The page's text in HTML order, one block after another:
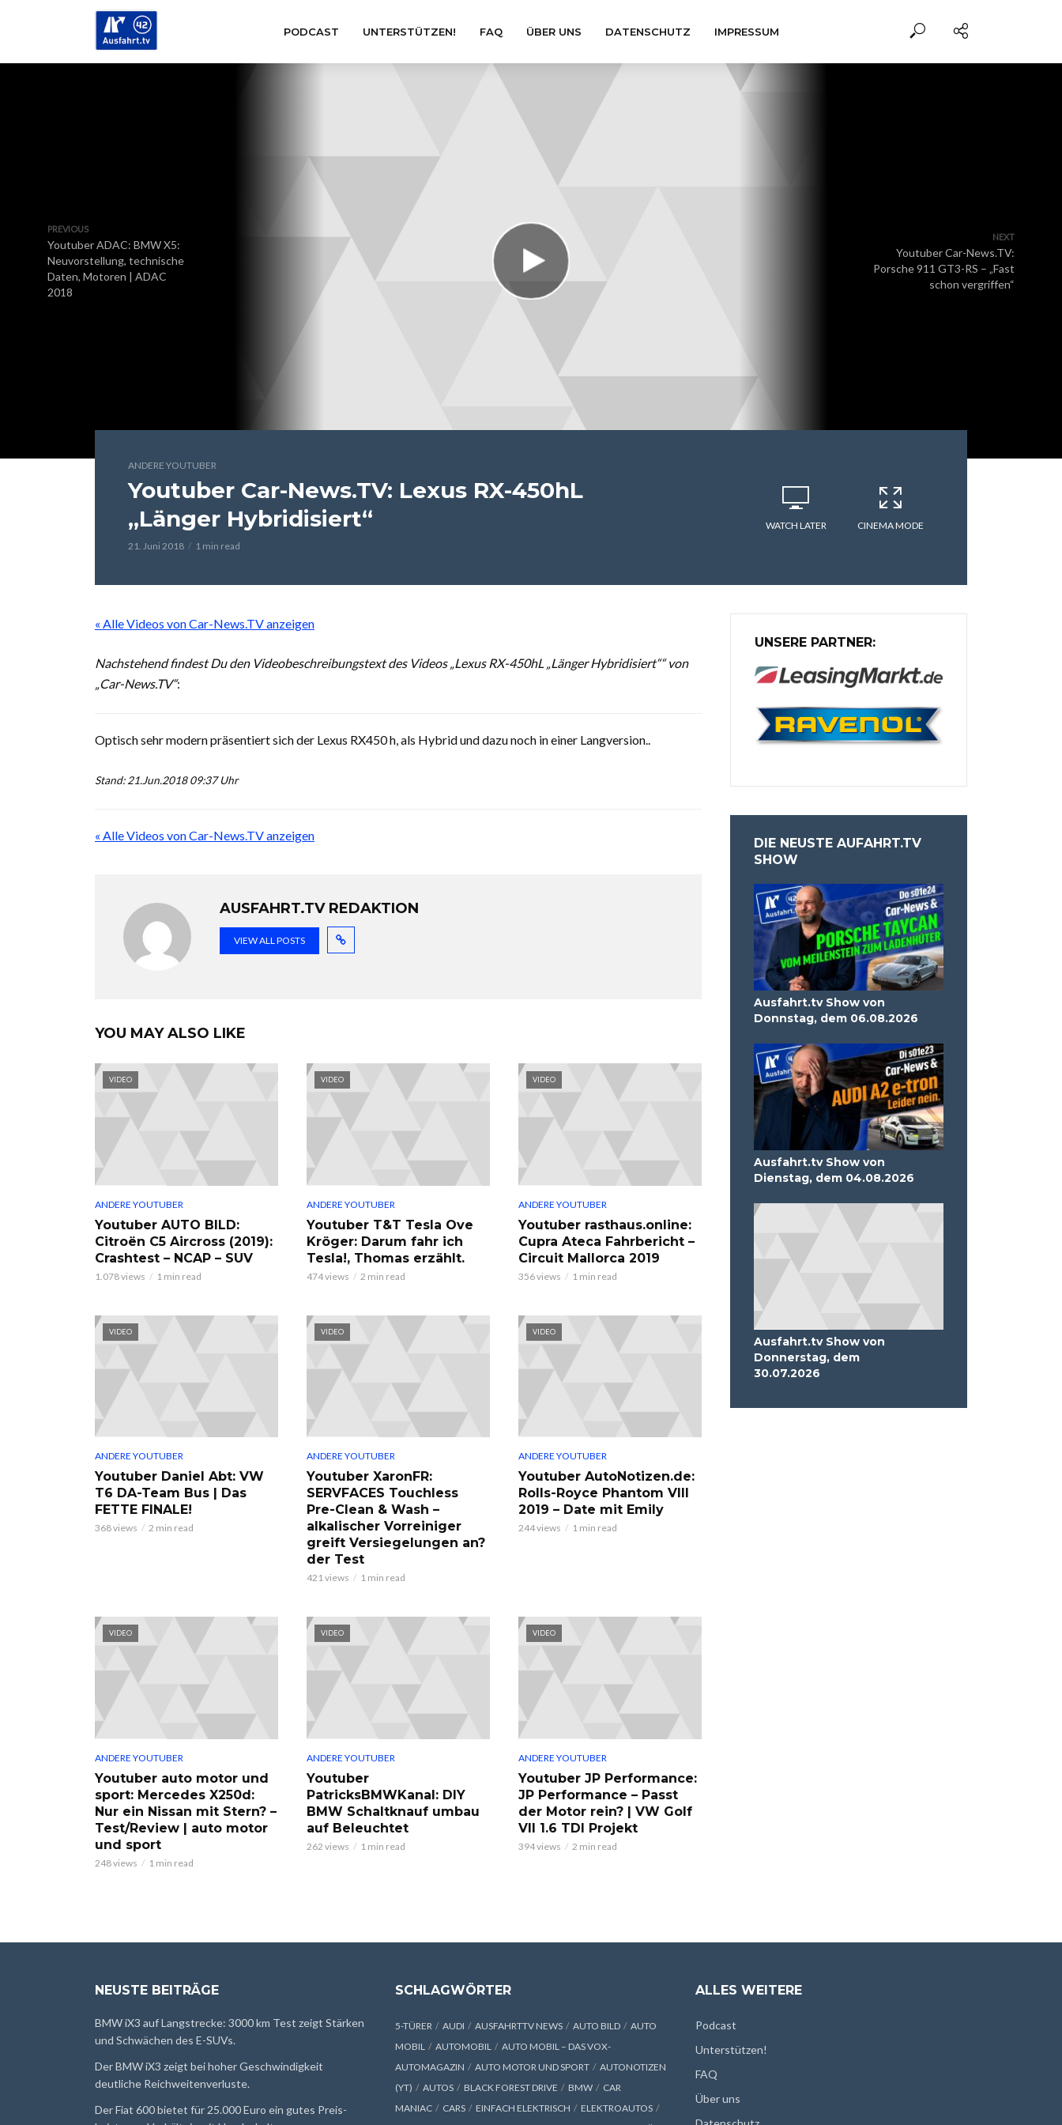
PODCAST UNTERSTÜTZEN! FAQ ÜBER UNS DATENSCHUTZ IMPRESSUM
PREVIOUS
Youtuber ADAC: BMW X5:
Neuvorstellung, technische
Daten, Motoren | ADAC
2018
NEXT
Youtuber Car-News.TV:
Porsche 911 GT3-RS – „Fast
schon vergriffen“
ANDERE YOUTUBER
Youtuber Car-News.TV: Lexus RX-450hL
„Länger Hybridisiert“
21. Juni 2018 1 min read
WATCH LATER CINEMA MODE
« Alle Videos von Car-News.TV anzeigen
Nachstehend findest Du den Videobeschreibungstext des Videos „Lexus RX-450hL „Länger Hybridisiert““ von
„Car-News.TV“:
Optisch sehr modern präsentiert sich der Lexus RX450 h, als Hybrid und dazu noch in einer Langversion..
Stand: 21.Jun.2018 09:37 Uhr
« Alle Videos von Car-News.TV anzeigen
AUSFAHRT.TV REDAKTION
VIEW ALL POSTS
YOU MAY ALSO LIKE
VIDEO
ANDERE YOUTUBER
Youtuber AUTO BILD:
Citroën C5 Aircross (2019):
Crashtest – NCAP – SUV
1.078 views 1 min read
VIDEO
ANDERE YOUTUBER
Youtuber T&T Tesla Ove
Kröger: Darum fahr ich
Tesla!, Thomas erzählt.
474 views 2 min read
VIDEO
ANDERE YOUTUBER
Youtuber rasthaus.online:
Cupra Ateca Fahrbericht –
Circuit Mallorca 2019
356 views 1 min read
VIDEO
ANDERE YOUTUBER
Youtuber Daniel Abt: VW
T6 DA-Team Bus | Das
FETTE FINALE!
368 views 2 min read
VIDEO
ANDERE YOUTUBER
Youtuber XaronFR:
SERVFACES Touchless
Pre-Clean & Wash –
alkalischer Vorreiniger
greift Versiegelungen an?
der Test
421 views 1 min read
VIDEO
ANDERE YOUTUBER
Youtuber AutoNotizen.de:
Rolls-Royce Phantom VIII
2019 – Date mit Emily
244 views 1 min read
VIDEO
ANDERE YOUTUBER
Youtuber auto motor und
sport: Mercedes X250d:
Nur ein Nissan mit Stern? –
Test/Review | auto motor
und sport
248 views 1 min read
VIDEO
ANDERE YOUTUBER
Youtuber
PatricksBMWKanal: DIY
BMW Schaltknauf umbau
auf Beleuchtet
262 views 1 min read
VIDEO
ANDERE YOUTUBER
Youtuber JP Performance:
JP Performance – Passt
der Motor rein? | VW Golf
VII 1.6 TDI Projekt
394 views 2 min read
UNSERE PARTNER:
DIE NEUSTE AUFAHRT.TV
SHOW
Ausfahrt.tv Show von
Donnstag, dem 06.08.2026
Ausfahrt.tv Show von
Dienstag, dem 04.08.2026
Ausfahrt.tv Show von
Donnerstag, dem
30.07.2026
NEUSTE BEITRÄGE
BMW iX3 auf Langstrecke: 3000 km Test zeigt Stärken
und Schwächen des E-SUVs.
Der BMW iX3 zeigt bei hoher Geschwindigkeit
deutliche Reichweitenverluste.
Der Fiat 600 bietet für 25.000 Euro ein gutes Preis-
SCHLAGWÖRTER
5-TÜRER AUDI AUSFAHRTTV NEWS AUTO BILD
AUTO
MOBIL
AUTOMOBIL
AUTO MOBIL – DAS VOX-
AUTOMAGAZIN
AUTO MOTOR UND SPORT
AUTONOTIZEN
(YT)
AUTOS BLACK FOREST DRIVE BMW
CAR
MANIAC
CARS EINFACH ELEKTRISCH
ELEKTROAUTOS
ALLES WEITERE
Podcast
Unterstützen!
FAQ
Über uns